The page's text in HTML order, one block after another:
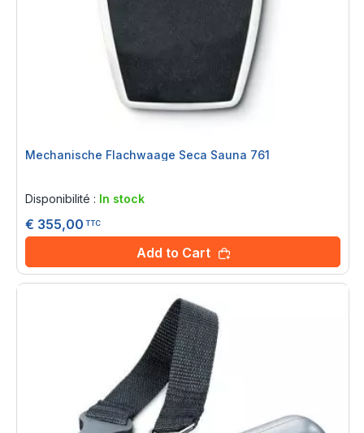
Mechanische Flachwaage Seca Sauna 761
Disponibilité : In stock
€ 355,00 TTC
Add to Cart